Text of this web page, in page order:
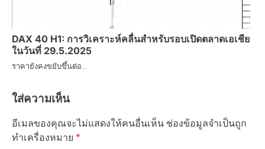
DAX 40 H1: การวิเคราะห์คลื่นสำหรับรอบเปิดตลาดเอเชีย
ในวันที่ 29.5.2025
ราคายังคงขยับขึ้นต่อ…
ใส่ความเห็น
อีเมลของคุณจะไม่แสดงให้คนอื่นเห็น ช่องข้อมูลจำเป็นถูก
ทำเครื่องหมาย *